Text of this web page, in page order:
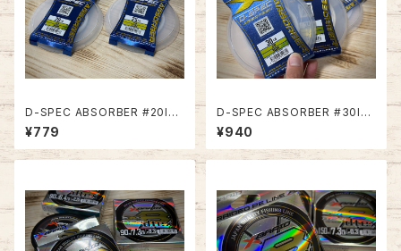
D-SPEC ABSORBER #20lb/
25lb【結びやすいナイロンリー
ダー◎】
¥779
D-SPEC ABSORBER #30lb/
35lb/40lb/50lb/60lb【結びや
すいナイロンリーダー◎】
¥940